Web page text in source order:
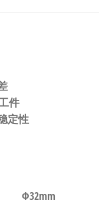
件
定性
Φ32mm